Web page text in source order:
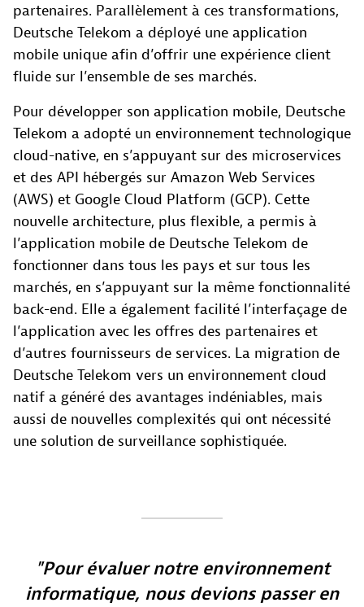
partenaires. Parallèlement à ces transformations,
Deutsche Telekom a déployé une application
mobile unique afin d’offrir une expérience client
fluide sur l’ensemble de ses marchés.
Pour développer son application mobile, Deutsche
Telekom a adopté un environnement technologique
cloud-native, en s’appuyant sur des microservices
et des API hébergés sur Amazon Web Services
(AWS) et Google Cloud Platform (GCP). Cette
nouvelle architecture, plus flexible, a permis à
l’application mobile de Deutsche Telekom de
fonctionner dans tous les pays et sur tous les
marchés, en s’appuyant sur la même fonctionnalité
back-end. Elle a également facilité l’interfaçage de
l’application avec les offres des partenaires et
d’autres fournisseurs de services. La migration de
Deutsche Telekom vers un environnement cloud
natif a généré des avantages indéniables, mais
aussi de nouvelles complexités qui ont nécessité
une solution de surveillance sophistiquée.
Pour évaluer notre environnement
informatique, nous devions passer en